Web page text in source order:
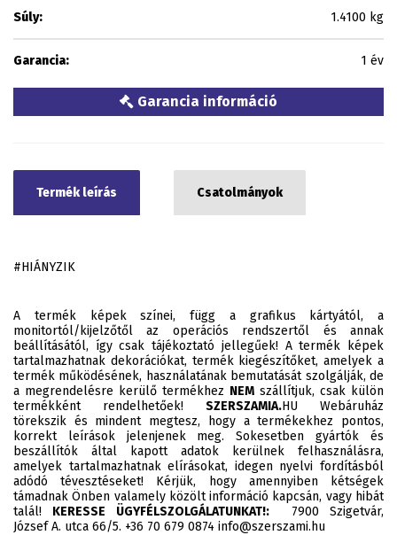
Súly: 1.4100 kg
Garancia: 1 év
Garancia információ
Termék leírás Csatolmányok
#HIÁNYZIK
A termék képek színei, függ a grafikus kártyától, a
monitortól/kijelzőtől az operációs rendszertől és annak
beállításától, így csak tájékoztató jellegűek! A termék képek
tartalmazhatnak dekorációkat, termék kiegészítőket, amelyek a
termék működésének, használatának bemutatását szolgálják, de
a megrendelésre kerülő termékhez NEM szállítjuk, csak külön
termékként rendelhetőek! SZERSZAMIA.HU Webáruház
törekszik és mindent megtesz, hogy a termékekhez pontos,
korrekt leírások jelenjenek meg. Sokesetben gyártók és
beszállítók által kapott adatok kerülnek felhasználásra,
amelyek tartalmazhatnak elírásokat, idegen nyelvi fordításból
adódó tévesztéseket! Kérjük, hogy amennyiben kétségek
támadnak Önben valamely közölt információ kapcsán, vagy hibát
talál! KERESSE ÜGYFÉLSZOLGÁLATUNKAT!:7900 Szigetvár,
József A. utca 66/5. +36 70 679 0874 info@szerszami.hu